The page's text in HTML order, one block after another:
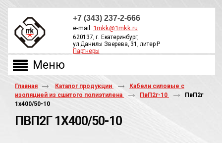
+7 (343) 237-2-666
e-mail: 1mkk@1mkk.ru
620137, г. Екатеринбург,
ул.Данилы Зверева, 31, литер Р
Партнеры
Главная Каталог продукции
Кабели силовые с
изоляцией из сшитого полиэтилена
ПвП2г-10
ПвП2г
1х400/50-10
ПВП2Г 1Х400/50-10